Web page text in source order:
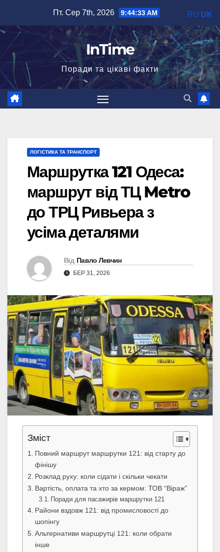
вмісту
Пт. Сер 7th, 2026 9:44:34 AM
InTime
Поради та цікаві факти
ЛОГІСТИКА ТА ТРАНСПОРТ
Маршрутка 121 Одеса:
маршрут від ТЦ Metro
до ТРЦ Ривьера з
усіма деталями
Від Павло Левчин
БЕР 31, 2026
Зміст
Повний маршрут маршрутки 121: від старту до
фінішу
Розклад руху: коли сідати і скільки чекати
Вартість, оплата та хто за кермом: ТОВ “Віраж”
Поради для пасажирів маршрутки 121
Райони вздовж 121: від промисловості до
шопінгу
Альтернативи маршрутці 121: коли обрати
інше
RU UK